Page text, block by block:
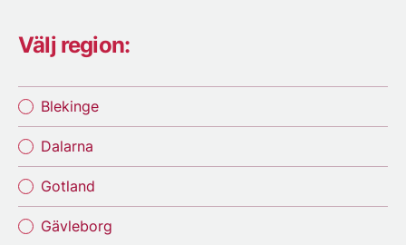
Välj region:
Blekinge
Dalarna
Gotland
Gävleborg